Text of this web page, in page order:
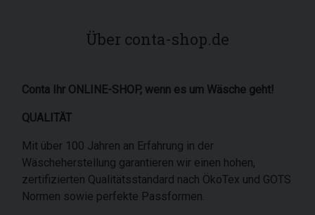
Über conta-shop.de
Conta Ihr ONLINE-SHOP, wenn es um Wäsche geht!
QUALITÄT
Mit über 100 Jahren an Erfahrung in der
Wäscheherstellung garantieren wir einen hohen,
zertifizierten Qualitätsstandard nach ÖkoTex und GOTS
Normen sowie perfekte Passformen.